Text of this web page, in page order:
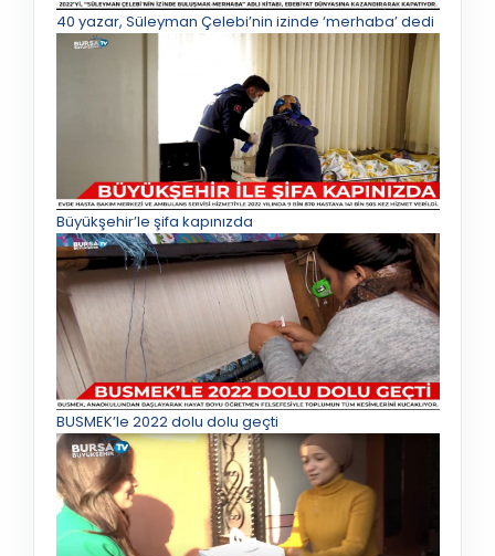
40 yazar, Süleyman Çelebi’nin izinde ‘merhaba’ dedi
Büyükşehir’le şifa kapınızda
BUSMEK’le 2022 dolu dolu geçti